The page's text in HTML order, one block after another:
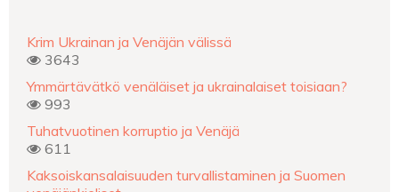
Krim Ukrainan ja Venäjän välissä
3643
Ymmärtävätkö venäläiset ja ukrainalaiset toisiaan?
993
Tuhatvuotinen korruptio ja Venäjä
611
Kaksoiskansalaisuuden turvallistaminen ja Suomen